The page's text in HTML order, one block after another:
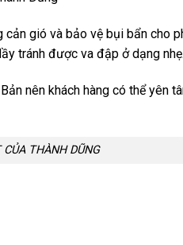
gió và bảo vệ bụi bẩn cho
tránh được va đập ở dạng nhẹ.
nên khách hàng có thể yên
THÀNH DŨNG